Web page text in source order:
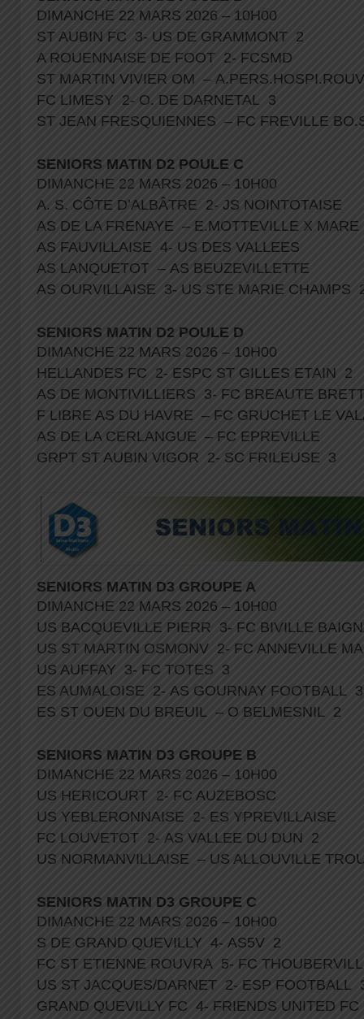
DIMANCHE 22 MARS 2026 – 10H00
ST AUBIN FC 3- US DE GRAMMONT 2
A ROUENNAISE DE FOOT 2- FCSMD
ST MARTIN VIVIER OM –
FC LIMESY 2- O. DE DARNETAL 3
ST JEAN FRESQUIENNES – FC FREVILLE
SENIORS MATIN D2 POULE C
DIMANCHE 22 MARS 2026 – 10H00
A. S. CÔTE D’ALBÂTRE 2- JS NOINTOTAISE
AS DE LA FRENAYE – E.MOTTEVILLE X
AS FAUVILLAISE 4- US DES VALLEES
AS LANQUETOT – AS BEUZEVILLETTE
AS OURVILLAISE 3- US STE MARIE CHAMPS
SENIORS MATIN D2 POULE D
DIMANCHE 22 MARS 2026 – 10H00
HELLANDES FC 2- ESPC ST GILLES ETAIN 2
AS DE MONTIVILLIERS 3- FC BREAUTE
F LIBRE AS DU HAVRE – FC GRUCHET LE
AS DE LA CERLANGUE – FC EPREVILLE
GRPT ST AUBIN VIGOR 2- SC FRILEUSE 3
SENIORS MATIN D3 GROUPE A
DIMANCHE 22 MARS 2026 – 10H00
US BACQUEVILLE PIERR 3- FC BIVILLE
US ST MARTIN OSMONV 2- FC ANNEVILLE
US AUFFAY 3- FC TOTES 3
ES AUMALOISE 2- AS GOURNAY FOOTBALL
ES ST OUEN DU BREUIL – O BELMESNIL 2
SENIORS MATIN D3 GROUPE B
DIMANCHE 22 MARS 2026 – 10H00
US HERICOURT 2- FC AUZEBOSC
US YEBLERONNAISE 2- ES YPREVILLAISE
FC LOUVETOT 2- AS VALLEE DU DUN 2
US NORMANVILLAISE – US ALLOUVILLE
SENIORS MATIN D3 GROUPE C
DIMANCHE 22 MARS 2026 – 10H00
S DE GRAND QUEVILLY 4- AS5V 2
FC ST ETIENNE ROUVRA 5- FC
US ST JACQUES/DARNET 2- ESP FOOTBALL
GRAND QUEVILLY FC 4- FRIENDS UNITED